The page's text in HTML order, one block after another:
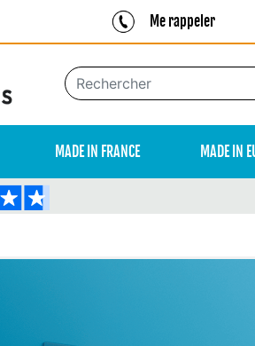
Me rappeler
MADE IN FRANCE MADE IN